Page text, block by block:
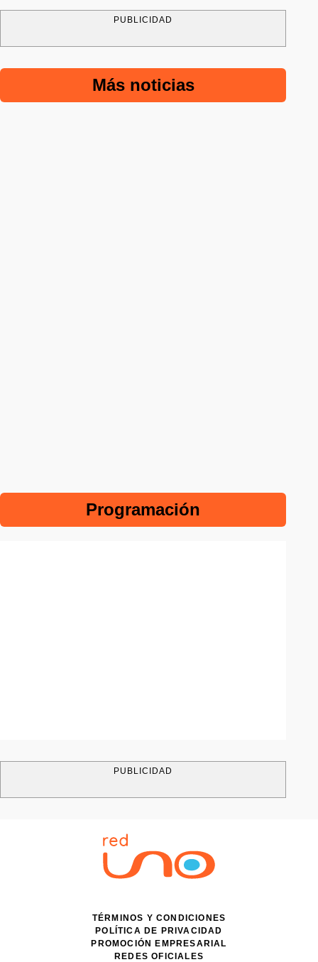
PUBLICIDAD
Más noticias
Programación
PUBLICIDAD
TÉRMINOS Y CONDICIONES
POLÍTICA DE PRIVACIDAD
PROMOCIÓN EMPRESARIAL
REDES OFICIALES